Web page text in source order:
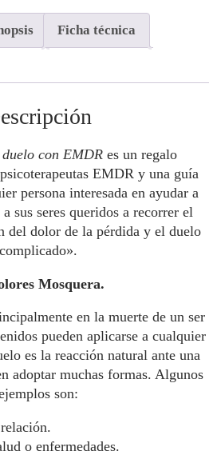
Ficha técnica
con EMDR es un regalo
EMDR y una guía
persona interesada en ayudar a
sus seres queridos a recorrer el
del dolor de la pérdida y el duelo
complicado».
Mosquera.
en la muerte de un ser
pueden aplicarse a cualquier
es la reacción natural ante una
adoptar muchas formas. Algunos
son:
o enfermedades.